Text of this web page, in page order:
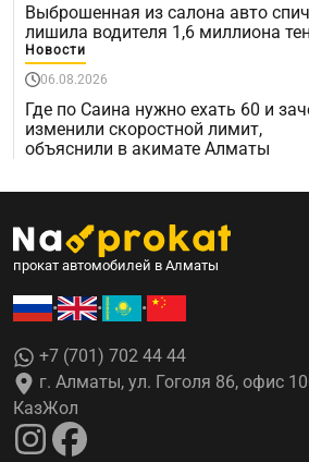
Выброшенная из салона авто
лишила водителя 1,6 миллиона
Новости
06.08.2026
Где по Саина нужно ехать 60 и
изменили скоростной лимит,
объяснили в акимате Алматы
прокат автомобилей в Алматы
• • •
+7 (701) 702 44 44
г. Алматы, ул. Гоголя 86, офис
КазЖол